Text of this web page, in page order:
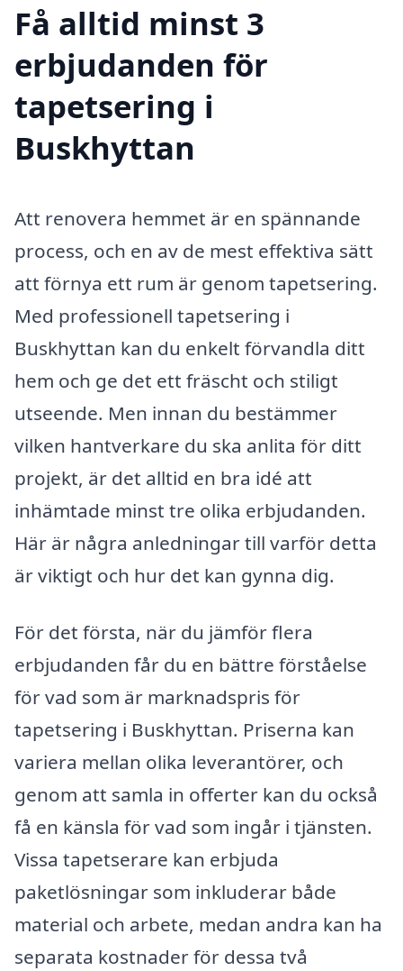
Få alltid minst 3
erbjudanden för
tapetsering i
Buskhyttan
Att renovera hemmet är en spännande
process, och en av de mest effektiva sätt
att förnya ett rum är genom tapetsering.
Med professionell tapetsering i
Buskhyttan kan du enkelt förvandla ditt
hem och ge det ett fräscht och stiligt
utseende. Men innan du bestämmer
vilken hantverkare du ska anlita för ditt
projekt, är det alltid en bra idé att
inhämtade minst tre olika erbjudanden.
Här är några anledningar till varför detta
är viktigt och hur det kan gynna dig.
För det första, när du jämför flera
erbjudanden får du en bättre förståelse
för vad som är marknadspris för
tapetsering i Buskhyttan. Priserna kan
variera mellan olika leverantörer, och
genom att samla in offerter kan du också
få en känsla för vad som ingår i tjänsten.
Vissa tapetserare kan erbjuda
paketlösningar som inkluderar både
material och arbete, medan andra kan ha
separata kostnader för dessa två